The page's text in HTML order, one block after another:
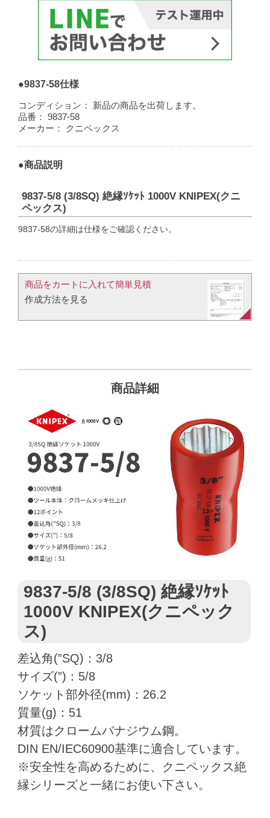
●9837-58仕様
コンディション：
新品の商品を出荷します。
品番：
9837-58
メーカー：
クニペックス
●商品説明
9837-5/8 (3/8SQ) 絶縁ｿｹｯﾄ 1000V KNIPEX(クニ
ペックス)
9837-58の詳細は仕様をご確認ください。
商品をカートに入れて簡単見積​
作成方法を見る​​
商品詳細
9837-5/8 (3/8SQ) 絶縁ｿｹｯﾄ
1000V KNIPEX(クニペック
ス)
差込角(”SQ)：3/8
サイズ(”)：5/8
ソケット部外径(mm)：26.2
質量(g)：51
材質はクロームバナジウム鋼。
DIN EN/IEC60900基準に適合しています。
※安全性を高めるために、クニペックス絶
縁シリーズと一緒にお使い下さい。